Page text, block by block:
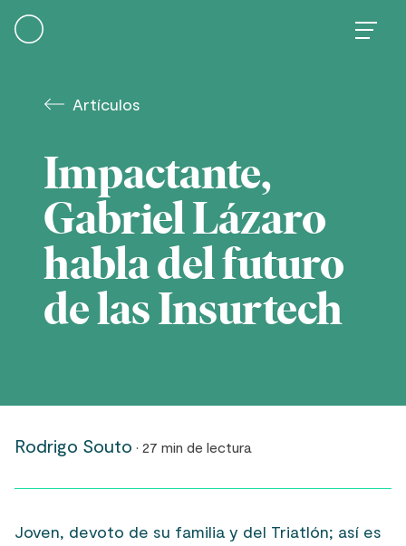
Artículos
Impactante,
Gabriel Lázaro
habla del futuro
de las Insurtech
Rodrigo Souto · 27 min de lectura
Joven, devoto de su familia y del Triatlón; así es